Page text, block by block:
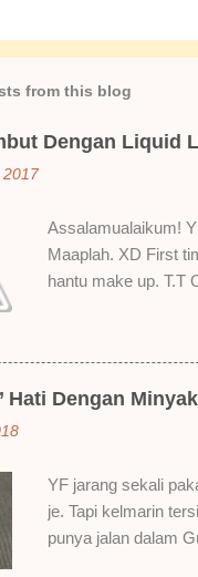
from this blog
Dengan Liquid
2017
Assalamualaikum!
Maaplah. XD First
hantu make up. T.T
Rose Makmur
kenapa aku suka
suka gila! Yang
elok dulu lah ek!
Sikit sangat. Tapi
berpinggan-
Hati Dengan
YF jarang sekali
je. Tapi kelmarin
punya jalan dalam